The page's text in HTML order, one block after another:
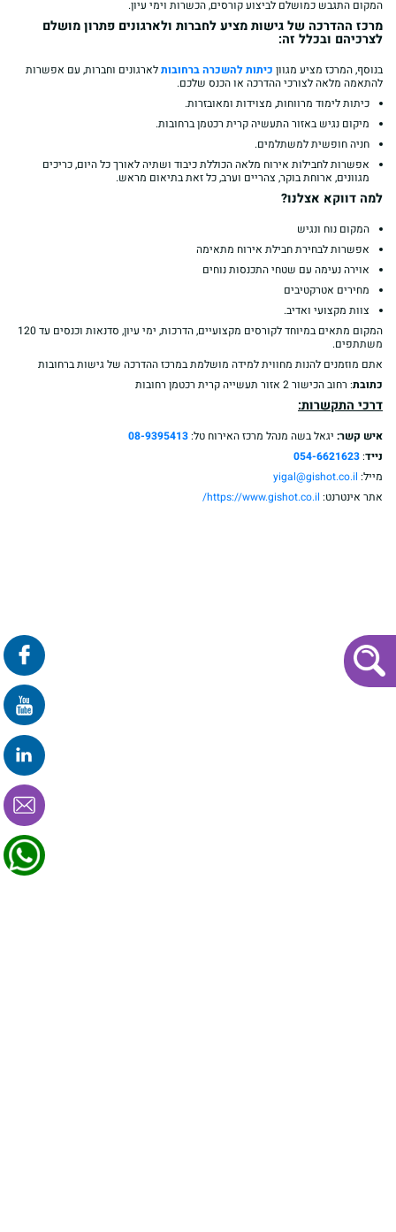
זום
המקום התגבש כמושלם לביצוע קורסים, הכשרות וימי עיון.
מרכז ההדרכה של גישות מציע לחברות ולארגונים פתרון מושלם
לצרכיהם ובכלל זה:
בנוסף, המרכז מציע מגוון כיתות להשכרה ברחובותלארגונים וחברות, עם אפשרות
להתאמה מלאה לצורכי ההדרכה או הכנס שלכם.
כיתות לימוד מרווחות, מצוידות ומאובזרות.
מיקום נגיש באזור התעשיה קרית רכטמן ברחובות.
חניה חופשית למשתלמים.
אפשרות לחבילות אירוח מלאה הכוללת כיבוד ושתיה לאורך כל היום, כריכים
מגוונים, ארוחת בוקר, צהריים וערב, כל זאת בתיאום מראש.
למה דווקא אצלנו?
המקום נוח ונגיש
אפשרות לבחירת חבילת אירוח מתאימה
אוירה נעימה עם שטחי התכנסות נוחים
מחירים אטרקטיבים
צוות מקצועי ואדיב.
המקום מתאים במיוחד לקורסים מקצועיים, הדרכות, ימי עיון, סדנאות וכנסים עד 120
משתתפים.
אתם מוזמנים להנות מחווית למידה מושלמת במרכז ההדרכה של גישות ברחובות
כתובת: רחוב הכישור 2 אזור תעשייה קרית רכטמן רחובות
דרכי התקשרות:
איש קשר: יגאל בשה מנהל מרכז האירוח טל:08-9395413
נייד:
054-6621623
מייל: yigal@gishot.co.il
אתר אינטרנט: https://www.gishot.co.il/